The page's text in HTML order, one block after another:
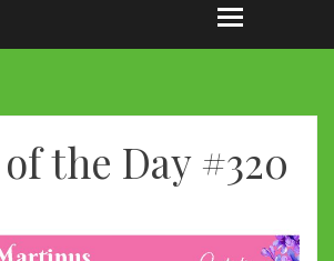
the Day #320